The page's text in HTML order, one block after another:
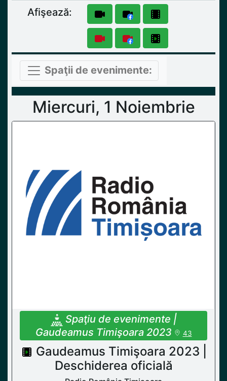
Afişează:
Spaţii de evenimente:
Miercuri, 1 Noiembrie
Spaţiu de evenimente |
Gaudeamus Timişoara 2023
43
Gaudeamus Timişoara 2023 |
Deschiderea oficială